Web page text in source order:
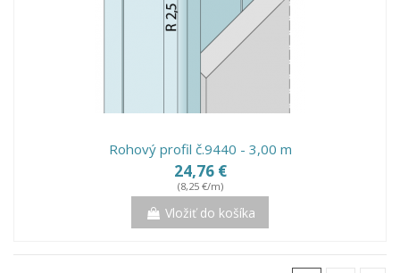
Rohový profil č.9440 - 3,00 m
24,76 €
(8,25 €/m)
Vložiť do košíka